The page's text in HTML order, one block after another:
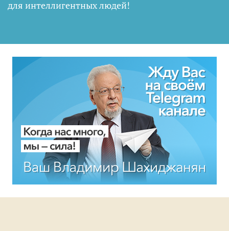
для интеллигентных людей!